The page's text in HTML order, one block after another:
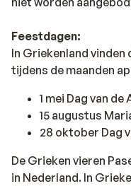
Feestdagen:
In Griekenland
tijdens de maanden
1 mei Dag van de
15 augustus
28 oktober Dag
De Grieken vieren
in Nederland. In